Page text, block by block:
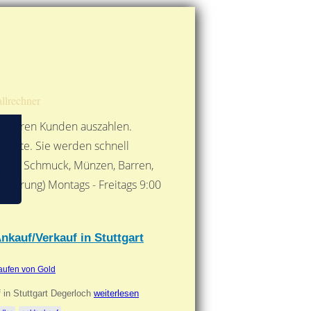
Kunden auszahlen.
Sie werden schnell
Schmuck, Münzen, Barren,
Montags - Freitags 9:00
Verkauf in Stuttgart
von Gold
in Stuttgart Degerloch weiterlesen